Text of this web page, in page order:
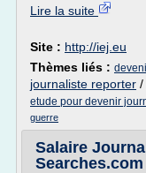
Lire la suite
Site : http://iej.eu
Thèmes liés :
journaliste reporter /
etude pour devenir
guerre
Salaire
Searches.com